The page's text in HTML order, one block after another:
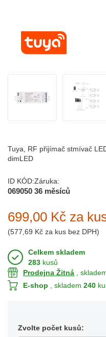
Tuya, RF přijímač stmívač
dimLED
ID KÓD:
069050
Záruka:
36 měsíců
699,00 Kč za
(577,69 Kč za kus bez DPH)
Celkem skladem
283 kusů
Prodejna Žitná ,
E-shop , skladem 240
Zvolte počet kusů: